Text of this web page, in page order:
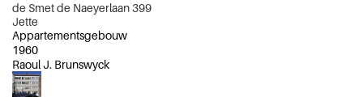
de Smet de Naeyerlaan 399
Jette
Appartementsgebouw
1960
Raoul J. Brunswyck